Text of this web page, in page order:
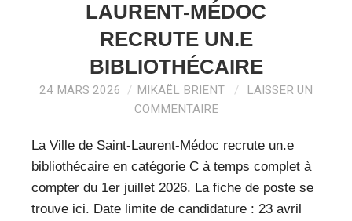
LAURENT-MÉDOC
RECRUTE UN.E
BIBLIOTHÉCAIRE
24 MARS 2026 MIKAËL BRIENT
LAISSER UN
COMMENTAIRE
La Ville de Saint-Laurent-Médoc recrute un.e
bibliothécaire en catégorie C à temps complet à
compter du 1er juillet 2026. La fiche de poste se
trouve ici. Date limite de candidature : 23 avril